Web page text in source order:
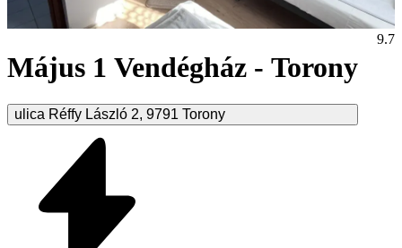
Május 1 Vendégház - Torony
ulica Réffy László 2, 9791 Torony
9.7